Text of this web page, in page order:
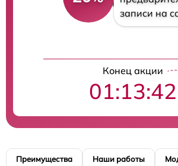
записи на
Конец акции
01:13:41
Преимущества Наши работы